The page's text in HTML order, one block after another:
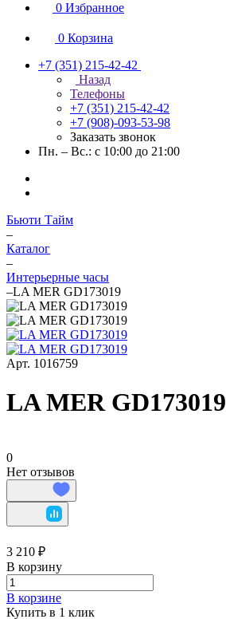
0 Избранное
0 Корзина
+7 (351) 215-42-42
Назад
Телефоны
+7 (351) 215-42-42
+7 (908)-093-53-98
Заказать звонок
Пн. – Вс.: с 10:00 до 21:00
Бьюти Тайм
–
Каталог
–
Интерьерные часы
–LA MER GD173019
Арт. 1016759
LA MER GD173019
0
Нет отзывов
3 210 ₽
В корзину
В корзине
Купить в 1 клик